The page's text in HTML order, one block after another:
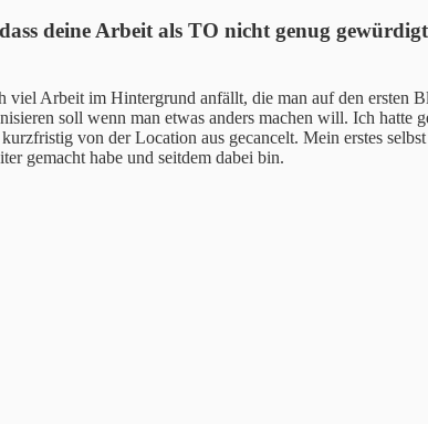
deine Arbeit als TO nicht genug
Arbeit im Hintergrund anfällt, die man auf den ersten
soll wenn man etwas anders machen will. Ich hatte
von der Location aus gecancelt. Mein erstes
gemacht habe und seitdem dabei bin.